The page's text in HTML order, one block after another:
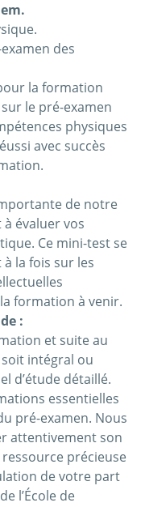
des
la formation
le pré-examen
physiques
avec succès
de notre
évaluer vos
Ce mini-test se
la fois sur les
formation à venir.
:
et suite au
intégral ou
d’étude détaillé.
essentielles
pré-examen. Nous
attentivement son
précieuse
de votre part
l’École de